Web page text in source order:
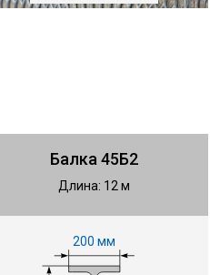
Балка 45Б2
Длина: 12 м
200 мм